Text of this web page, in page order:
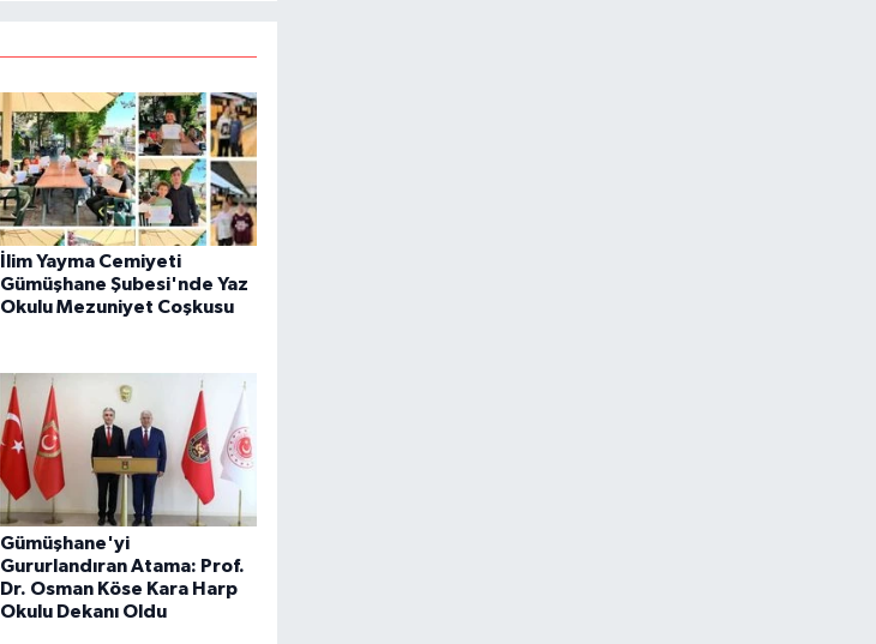
İlim Yayma Cemiyeti
Gümüşhane Şubesi'nde Yaz
Okulu Mezuniyet Coşkusu
Gümüşhane'yi
Gururlandıran Atama: Prof.
Dr. Osman Köse Kara Harp
Okulu Dekanı Oldu